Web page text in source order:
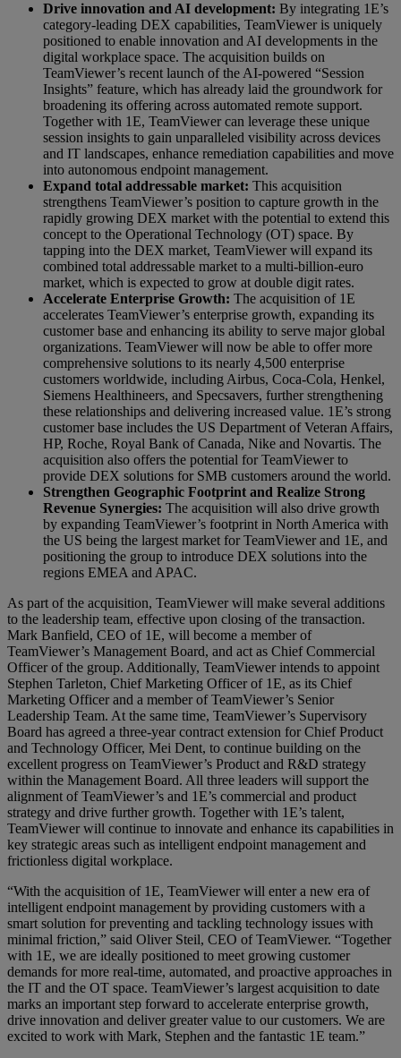
Drive innovation and AI development: By integrating 1E’s
category-leading DEX capabilities, TeamViewer is uniquely
positioned to enable innovation and AI developments in the
digital workplace space. The acquisition builds on
TeamViewer’s recent launch of the AI-powered “Session
Insights” feature, which has already laid the groundwork for
broadening its offering across automated remote support.
Together with 1E, TeamViewer can leverage these unique
session insights to gain unparalleled visibility across devices
and IT landscapes, enhance remediation capabilities and move
into autonomous endpoint management.
Expand total addressable market: This acquisition
strengthens TeamViewer’s position to capture growth in the
rapidly growing DEX market with the potential to extend this
concept to the Operational Technology (OT) space. By
tapping into the DEX market, TeamViewer will expand its
combined total addressable market to a multi-billion-euro
market, which is expected to grow at double digit rates.
Accelerate Enterprise Growth: The acquisition of 1E
accelerates TeamViewer’s enterprise growth, expanding its
customer base and enhancing its ability to serve major global
organizations. TeamViewer will now be able to offer more
comprehensive solutions to its nearly 4,500 enterprise
customers worldwide, including Airbus, Coca-Cola, Henkel,
Siemens Healthineers, and Specsavers, further strengthening
these relationships and delivering increased value. 1E’s strong
customer base includes the US Department of Veteran Affairs,
HP, Roche, Royal Bank of Canada, Nike and Novartis. The
acquisition also offers the potential for TeamViewer to
provide DEX solutions for SMB customers around the world.
Strengthen Geographic Footprint and Realize Strong
Revenue Synergies: The acquisition will also drive growth
by expanding TeamViewer’s footprint in North America with
the US being the largest market for TeamViewer and 1E, and
positioning the group to introduce DEX solutions into the
regions EMEA and APAC.
As part of the acquisition, TeamViewer will make several additions
to the leadership team, effective upon closing of the transaction.
Mark Banfield, CEO of 1E, will become a member of
TeamViewer’s Management Board, and act as Chief Commercial
Officer of the group. Additionally, TeamViewer intends to appoint
Stephen Tarleton, Chief Marketing Officer of 1E, as its Chief
Marketing Officer and a member of TeamViewer’s Senior
Leadership Team. At the same time, TeamViewer’s Supervisory
Board has agreed a three-year contract extension for Chief Product
and Technology Officer, Mei Dent, to continue building on the
excellent progress on TeamViewer’s Product and R&D strategy
within the Management Board. All three leaders will support the
alignment of TeamViewer’s and 1E’s commercial and product
strategy and drive further growth. Together with 1E’s talent,
TeamViewer will continue to innovate and enhance its capabilities in
key strategic areas such as intelligent endpoint management and
frictionless digital workplace.
“With the acquisition of 1E, TeamViewer will enter a new era of
intelligent endpoint management by providing customers with a
smart solution for preventing and tackling technology issues with
minimal friction,” said Oliver Steil, CEO of TeamViewer. “Together
with 1E, we are ideally positioned to meet growing customer
demands for more real-time, automated, and proactive approaches in
the IT and the OT space. TeamViewer’s largest acquisition to date
marks an important step forward to accelerate enterprise growth,
drive innovation and deliver greater value to our customers. We are
excited to work with Mark, Stephen and the fantastic 1E team.”